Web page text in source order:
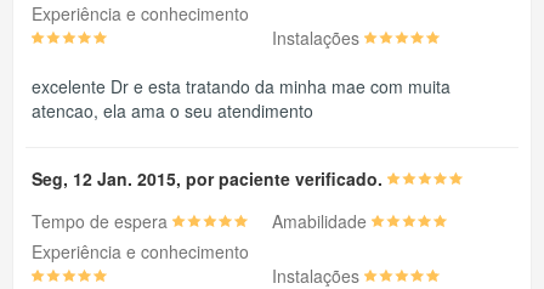
Experiência e conhecimento
Instalações
excelente Dr e esta tratando da minha mae com muita
atencao, ela ama o seu atendimento
Seg, 12 Jan. 2015, por paciente verificado.
Tempo de espera
Amabilidade
Experiência e conhecimento
Instalações